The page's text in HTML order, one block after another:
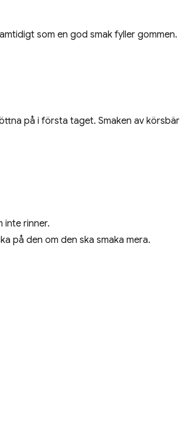
som en god smak fyller gommen.
på i första taget. Smaken av körsbär
inte rinner.
på den om den ska smaka mera.